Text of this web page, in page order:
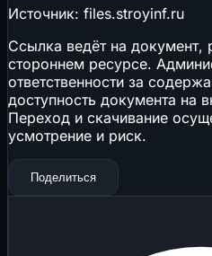
Источник: files.stroyinf.ru
Ссылка ведёт на документ,
стороннем ресурсе.
ответственности за
доступность документа на
Переход и скачивание
усмотрение и риск.
Поделиться